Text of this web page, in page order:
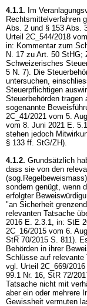
4.1.1. Im
Rechtsmittelverfahren
Abs. 2 und § 153 Abs.
Urteil 2C_544/2018
in: Kommentar zum
N. 17 zu Art. 50 StHG;
Schweizerisches
5 N. 7). Die
untersuchen,
Steuerpflichtigen
Steuerbehörden
sogenannte
2C_41/2021 vom 5.
vom 8. Juni 2021 E.
stehen jedoch
§ 133 ff. StG/ZH).
4.1.2. Grundsätzlich
dass sie von den
sondern genügt, wenn
erfolgter
"an Sicherheit
relevanten Tatsache
2016 E. 2.3.1, in: StE
2C_16/2015 vom 6.
StR 70/2015 S. 811).
Behörden in ihrer
Schlüsse auf relevante
vgl. Urteil 2C_669/
99.1 Nr. 16, StR 72/
Tatsache nicht mit
aber ein oder mehrere
Gewissheit vermuten